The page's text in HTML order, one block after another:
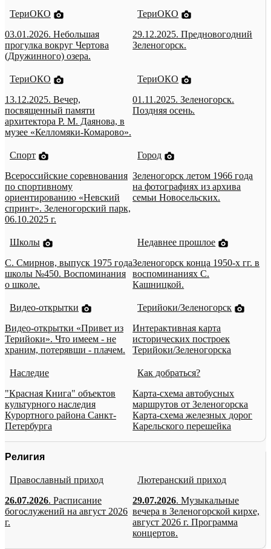
ТериОКО
03.01.2026. Небольшая
прогулка вокруг Чертова
(Дружинного) озера.
ТериОКО
29.12.2025. Предновогодний
Зеленогорск.
ТериОКО
13.12.2025. Вечер,
посвященный памяти
архитектора Р. М. Даянова, в
музее «Келломяки-Комарово».
ТериОКО
01.11.2025. Зеленогорск.
Поздняя осень.
Спорт
Всероссийские соревнования
по спортивному
ориентированию «Невский
спринт». Зеленогорский парк,
06.10.2025 г.
Город
Зеленогорск летом 1966 года
на фотографиях из архива
семьи Новосельских.
Школы
С. Смирнов, выпуск 1975 года
школы №450. Воспоминания
о школе.
Недавнее прошлое
Зеленогорск конца 1950-х гг. в
воспоминаниях С.
Кашницкой.
Видео-открытки
Видео-открытки «Привет из
Терийоки». Что имеем - не
храним, потерявши - плачем.
Терийоки/Зеленогорск
Интерактивная карта
исторических построек
Терийоки/Зеленогорска
Наследие
"Красная Книга" объектов
культурного наследия
Курортного района Санкт-
Петербурга
Как добраться?
Карта-схема автобусных
маршрутов от Зеленогорска
Карта-схема железных дорог
Карельского перешейка
Религия
Православный приход
26.07.2026. Расписание
богослужений на август 2026
г.
Лютеранский приход
29.07.2026. Музыкальные
вечера в Зеленогорской кирхе,
август 2026 г. Программа
концертов.